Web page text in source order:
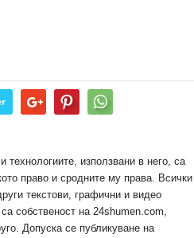
използвани в него, са
право и сродните му права. Всички
текстови, графични и видео
собственост на 24shumen.com,
Допуска се публикуване на